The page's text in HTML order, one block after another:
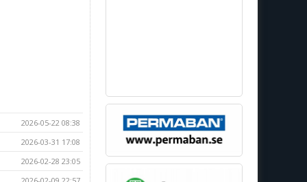
2026-05-22 08:38
2026-03-31 17:08
2026-02-28 23:05